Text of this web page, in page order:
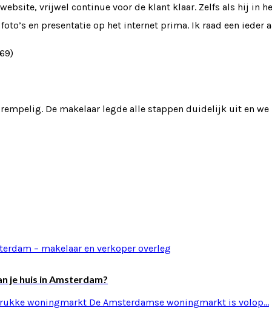
vrijwel continue voor de klant klaar. Zelfs als hij
en presentatie op het internet prima. Ik raad een ieder
De makelaar legde alle stappen duidelijk uit en
je huis in Amsterdam?
woningmarkt De Amsterdamse woningmarkt is volop…